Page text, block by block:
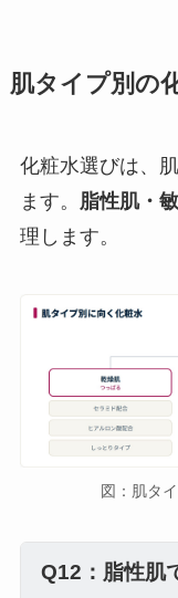
肌タイプ別の
化粧水選びは、
ます。 脂性肌・
理します。
図：肌タ
Q12：脂性肌